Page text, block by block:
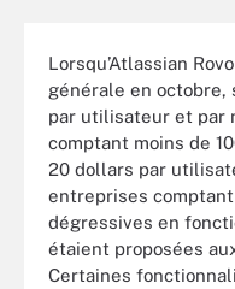
Lorsqu’Atlassian
générale en octobre,
par utilisateur et par
comptant moins de
20 dollars par
entreprises
dégressives en
étaient proposées
Certaines